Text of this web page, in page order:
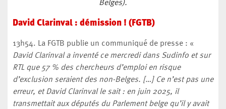
Belges).
David Clarinval : démission ! (FGTB)
13h54. La FGTB publie un communiqué de presse : «
David Clarinval a inventé ce mercredi dans Sudinfo et sur
RTL que 57 % des chercheurs d’emploi en risque
d’exclusion seraient des non-Belges. […] Ce n’est pas une
erreur, et David Clarinval le sait : en juin 2025, il
transmettait aux députés du Parlement belge qu’il y avait